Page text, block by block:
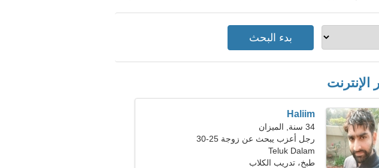
الإنترنت
Haliim
34 سنة, الميزان
رجل أعزب يبحث عن زوجة 25-30
Teluk Dalam
طبخ، تدريب الكلاب